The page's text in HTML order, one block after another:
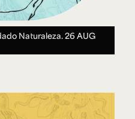
Naturaleza.26 AUG